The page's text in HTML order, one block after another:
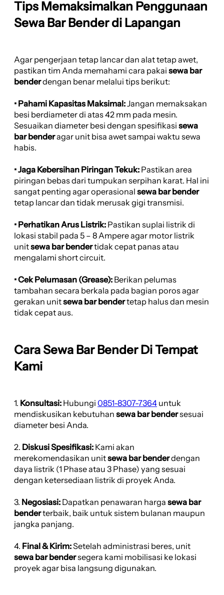
Tips Memaksimalkan Penggunaan
Sewa Bar Bender di Lapangan
Agar pengerjaan tetap lancar dan alat tetap awet,
pastikan tim Anda memahami cara pakai sewa bar
benderdengan benar melalui tips berikut:
• Pahami Kapasitas Maksimal:Jangan memaksakan
besi berdiameter di atas 42 mm pada mesin.
Sesuaikan diameter besi dengan spesifikasi sewa
bar benderagar unit bisa awet sampai waktu sewa
habis.
• Jaga Kebersihan Piringan Tekuk: Pastikan area
piringan bebas dari tumpukan serpihan karat. Hal ini
sangat penting agar operasional sewa bar bender
tetap lancar dan tidak merusak gigi transmisi.
• Perhatikan Arus Listrik: Pastikan suplai listrik di
lokasi stabil pada 5 – 8 Ampere agar motor listrik
unitsewa bar bendertidak cepat panas atau
mengalami short circuit.
• Cek Pelumasan (Grease): Berikan pelumas
tambahan secara berkala pada bagian poros agar
gerakan unitsewa bar bendertetap halus dan mesin
tidak cepat aus.
Cara Sewa Bar Bender Di Tempat
Kami
1. Konsultasi: Hubungi 0851-8307-7364 untuk
mendiskusikan kebutuhan sewa bar bendersesuai
diameter besi Anda.
2. Diskusi Spesifikasi: Kami akan
merekomendasikan unitsewa bar benderdengan
daya listrik (1 Phase atau 3 Phase) yang sesuai
dengan ketersediaan listrik di proyek Anda.
3. Negosiasi: Dapatkan penawaran harga sewa bar
benderterbaik, baik untuk sistem bulanan maupun
jangka panjang.
4. Final & Kirim:Setelah administrasi beres, unit
sewa bar bendersegera kami mobilisasi ke lokasi
proyek agar bisa langsung digunakan.